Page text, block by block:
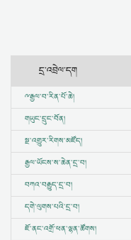
དྲ་འབྲེལ་དག
ྋརྒྱལ་བ་རིན་པོ་ཆེ།
གཡུང་དྲུང་བོན།
སྔ་འགྱུར་རིགས་མཛོད།
རྒྱལ་ཡོངས་ས་ཆེན་དྲ་བ།
བཀའ་བརྒྱུད་དྲ་བ།
དགེ་ལུགས་པའི་དྲ་བ།
ཇོ་ནང་འགྲོ་ཕན་ལྷན་ཚོགས།